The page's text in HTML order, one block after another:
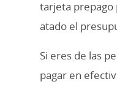
tarjeta prepago
atado el
Si eres de las
pagar en